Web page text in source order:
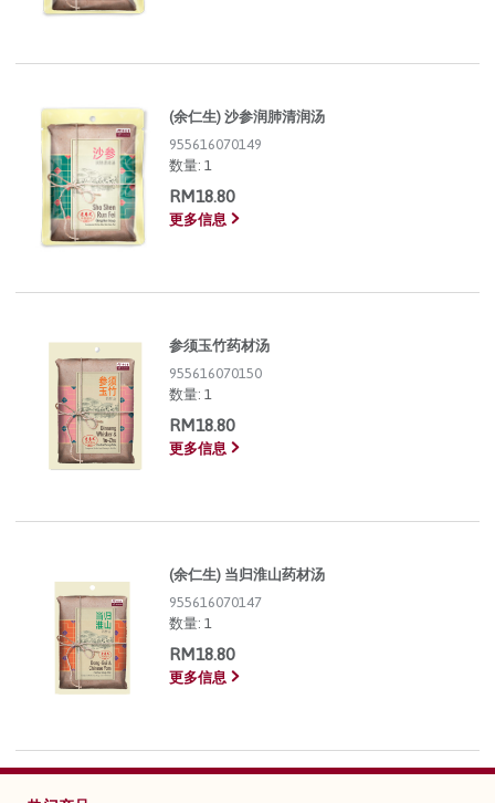
(余仁生) 沙参润肺清润汤
955616070149
数量: 1
RM18.80
更多信息
参须玉竹药材汤
955616070150
数量: 1
RM18.80
更多信息
(余仁生) 当归淮山药材汤
955616070147
数量: 1
RM18.80
更多信息